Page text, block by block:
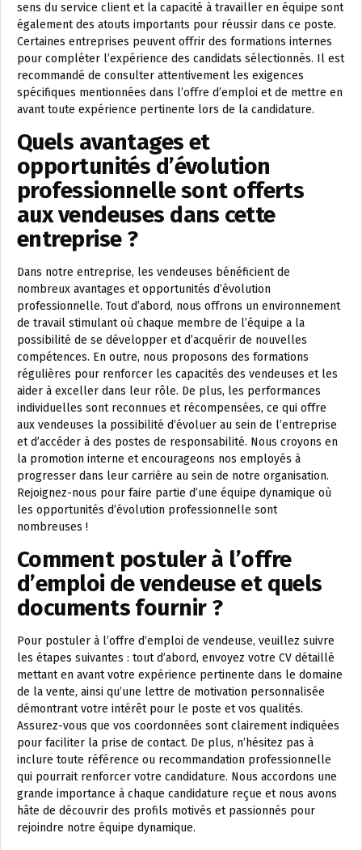
sens du service client et la capacité à travailler en équipe sont
également des atouts importants pour réussir dans ce poste.
Certaines entreprises peuvent offrir des formations internes
pour compléter l’expérience des candidats sélectionnés. Il est
recommandé de consulter attentivement les exigences
spécifiques mentionnées dans l’offre d’emploi et de mettre en
avant toute expérience pertinente lors de la candidature.
Quels avantages et
opportunités d’évolution
professionnelle sont offerts
aux vendeuses dans cette
entreprise ?
Dans notre entreprise, les vendeuses bénéficient de
nombreux avantages et opportunités d’évolution
professionnelle. Tout d’abord, nous offrons un environnement
de travail stimulant où chaque membre de l’équipe a la
possibilité de se développer et d’acquérir de nouvelles
compétences. En outre, nous proposons des formations
régulières pour renforcer les capacités des vendeuses et les
aider à exceller dans leur rôle. De plus, les performances
individuelles sont reconnues et récompensées, ce qui offre
aux vendeuses la possibilité d’évoluer au sein de l’entreprise
et d’accéder à des postes de responsabilité. Nous croyons en
la promotion interne et encourageons nos employés à
progresser dans leur carrière au sein de notre organisation.
Rejoignez-nous pour faire partie d’une équipe dynamique où
les opportunités d’évolution professionnelle sont
nombreuses !
Comment postuler à l’offre
d’emploi de vendeuse et quels
documents fournir ?
Pour postuler à l’offre d’emploi de vendeuse, veuillez suivre
les étapes suivantes : tout d’abord, envoyez votre CV détaillé
mettant en avant votre expérience pertinente dans le domaine
de la vente, ainsi qu’une lettre de motivation personnalisée
démontrant votre intérêt pour le poste et vos qualités.
Assurez-vous que vos coordonnées sont clairement indiquées
pour faciliter la prise de contact. De plus, n’hésitez pas à
inclure toute référence ou recommandation professionnelle
qui pourrait renforcer votre candidature. Nous accordons une
grande importance à chaque candidature reçue et nous avons
hâte de découvrir des profils motivés et passionnés pour
rejoindre notre équipe dynamique.